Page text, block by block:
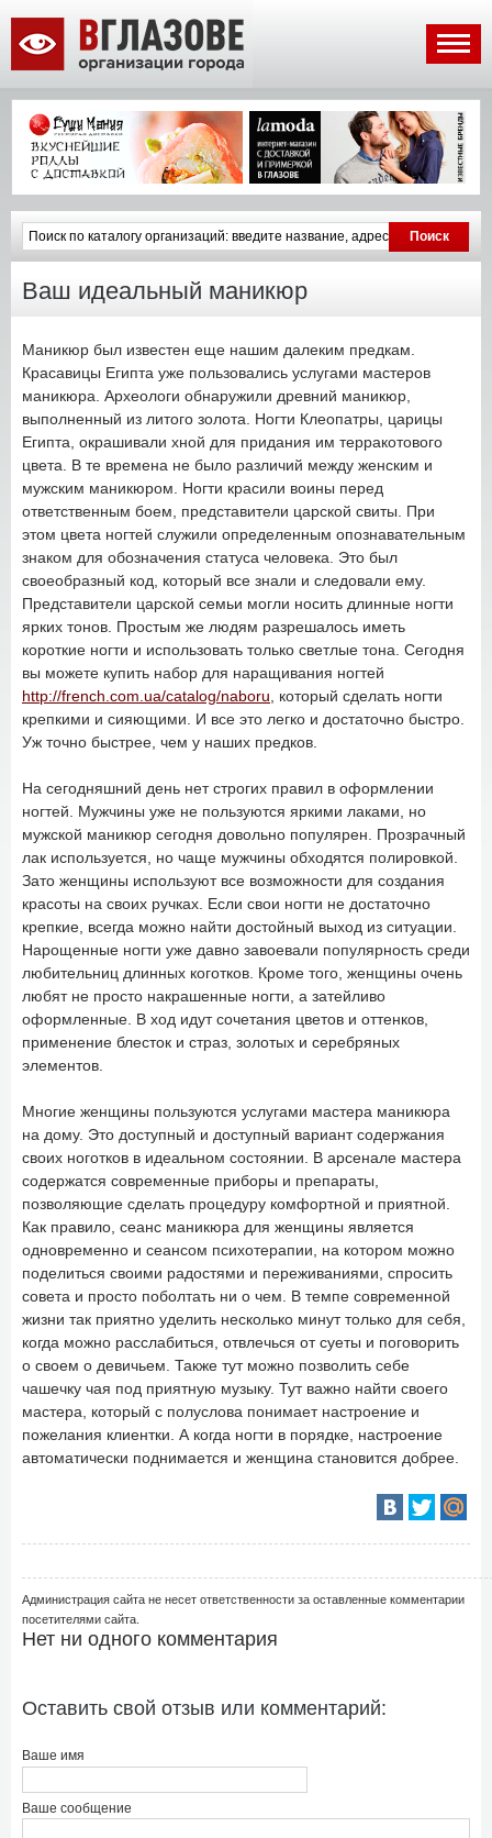
Ваш идеальный маникюр
Маникюр был известен еще нашим далеким предкам.
Красавицы Египта уже пользовались услугами мастеров
маникюра. Археологи обнаружили древний маникюр,
выполненный из литого золота. Ногти Клеопатры, царицы
Египта, окрашивали хной для придания им терракотового
цвета. В те времена не было различий между женским и
мужским маникюром. Ногти красили воины перед
ответственным боем, представители царской свиты. При
этом цвета ногтей служили определенным опознавательным
знаком для обозначения статуса человека. Это был
своеобразный код, который все знали и следовали ему.
Представители царской семьи могли носить длинные ногти
ярких тонов. Простым же людям разрешалось иметь
короткие ногти и использовать только светлые тона. Сегодня
вы можете купить набор для наращивания ногтей
http://french.com.ua/catalog/naboru , который сделать ногти
крепкими и сияющими. И все это легко и достаточно быстро.
Уж точно быстрее, чем у наших предков.
На сегодняшний день нет строгих правил в оформлении
ногтей. Мужчины уже не пользуются яркими лаками, но
мужской маникюр сегодня довольно популярен. Прозрачный
лак используется, но чаще мужчины обходятся полировкой.
Зато женщины используют все возможности для создания
красоты на своих ручках. Если свои ногти не достаточно
крепкие, всегда можно найти достойный выход из ситуации.
Нарощенные ногти уже давно завоевали популярность среди
любительниц длинных коготков. Кроме того, женщины очень
любят не просто накрашенные ногти, а затейливо
оформленные. В ход идут сочетания цветов и оттенков,
применение блесток и страз, золотых и серебряных
элементов.
Многие женщины пользуются услугами мастера маникюра
на дому. Это доступный и доступный вариант содержания
своих ноготков в идеальном состоянии. В арсенале мастера
содержатся современные приборы и препараты,
позволяющие сделать процедуру комфортной и приятной.
Как правило, сеанс маникюра для женщины является
одновременно и сеансом психотерапии, на котором можно
поделиться своими радостями и переживаниями, спросить
совета и просто поболтать ни о чем. В темпе современной
жизни так приятно уделить несколько минут только для себя,
когда можно расслабиться, отвлечься от суеты и поговорить
о своем о девичьем. Также тут можно позволить себе
чашечку чая под приятную музыку. Тут важно найти своего
мастера, который с полуслова понимает настроение и
пожелания клиентки. А когда ногти в порядке, настроение
автоматически поднимается и женщина становится добрее.
Администрация сайта не несет ответственности за оставленные комментарии
посетителями сайта.
Нет ни одного комментария
Оставить свой отзыв или комментарий:
Ваше имя
Ваше сообщение